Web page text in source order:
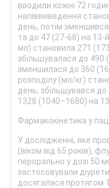
вводили кожні 72
напіввиведення
день, потім
та до 47 (27‑68) на
мл) становила 271
збільшувалася до 490
зменшилася до 360
розподілу (мл/кг)
день, збільшувався
1328 (1040–1680) на
Фармакокінетика у
У дослідженні, яке
(віком від 65 років),
перорально у дозі 50
застосовували
досягалася протягом